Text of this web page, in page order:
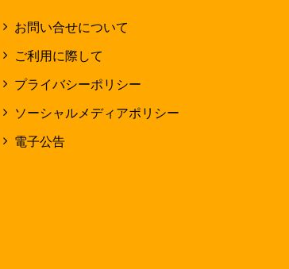
お問い合せについて
ご利用に際して
プライバシーポリシー
ソーシャルメディアポリシー
電子公告